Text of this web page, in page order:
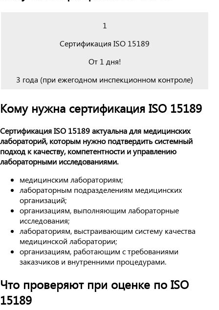
1
Сертификация ISO 15189
От 1 дня!
3 года (при ежегодном инспекционном контроле)
Кому нужна сертификация ISO 15189
Сертификация ISO 15189 актуальна для медицинских
лабораторий, которым нужно подтвердить системный
подход к качеству, компетентности и управлению
лабораторными исследованиями.
медицинским лабораториям;
лабораторным подразделениям медицинских
организаций;
организациям, выполняющим лабораторные
исследования;
лабораториям, выстраивающим систему качества
медицинской лаборатории;
организациям, работающим с требованиями
заказчиков и внутренними процедурами.
Что проверяют при оценке по ISO
15189